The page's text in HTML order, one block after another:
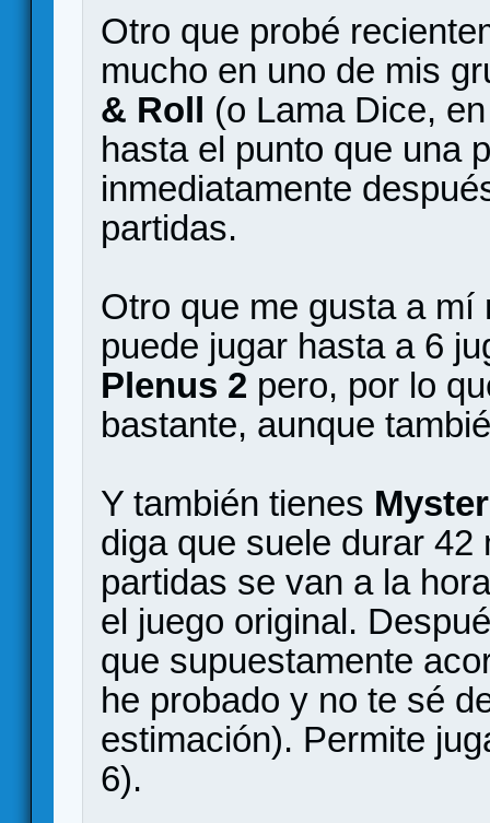
Otro que probé
mucho en uno de mis
& Roll (o Lama Dice,
hasta el punto que una
inmediatamente
partidas.
Otro que me gusta a
puede jugar hasta a 6
Plenus 2 pero, por lo
bastante, aunque
Y también tienes
diga que suele durar
partidas se van a la
el juego original.
que supuestamente
he probado y no te sé
estimación). Permite
6).